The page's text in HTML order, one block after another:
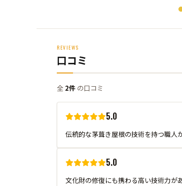
REVIEWS
口コミ
全 2件 の口コミ
5.0
伝統的な茅葺き屋根の技術を持つ職人
5.0
文化財の修復にも携わる高い技術力が